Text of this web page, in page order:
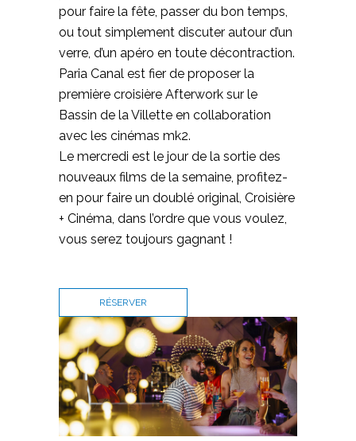
pour faire la fête, passer du bon temps,
ou tout simplement discuter autour d’un
verre, d’un apéro en toute décontraction.
Paria Canal est fier de proposer la
première croisière Afterwork sur le
Bassin de la Villette en collaboration
avec les cinémas mk2.
Le mercredi est le jour de la sortie des
nouveaux films de la semaine, profitez-
en pour faire un doublé original, Croisière
+ Cinéma, dans l’ordre que vous voulez,
vous serez toujours gagnant !
RÉSERVER